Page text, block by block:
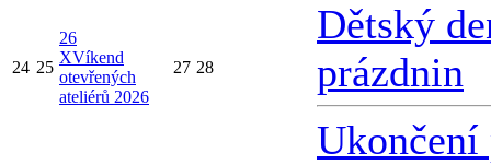
24 25
26
XVíkend
otevřených
ateliérů 2026
27 28
Dětský
prázdnin
Ukončení